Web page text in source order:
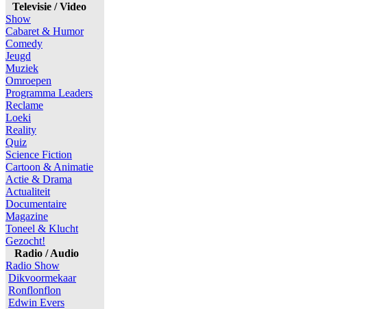
Televisie / Video
Show
Cabaret & Humor
Comedy
Jeugd
Muziek
Omroepen
Programma Leaders
Reclame
Loeki
Reality
Quiz
Science Fiction
Cartoon & Animatie
Actie & Drama
Actualiteit
Documentaire
Magazine
Toneel & Klucht
Gezocht!
Radio / Audio
Radio Show
Dikvoormekaar
Ronflonflon
Edwin Evers